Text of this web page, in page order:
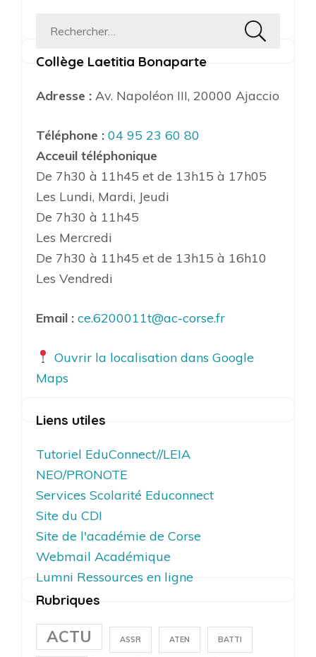
Rechercher :
Collège Laetitia Bonaparte
Adresse : Av. Napoléon III, 20000 Ajaccio
Téléphone : 04 95 23 60 80
Acceuil téléphonique
De 7h30 à 11h45 et de 13h15 à 17h05
Les Lundi, Mardi, Jeudi
De 7h30 à 11h45
Les Mercredi
De 7h30 à 11h45 et de 13h15 à 16h10
Les Vendredi
Email : ce.6200011t@ac-corse.fr
Ouvrir la localisation dans Google
Maps
Liens utiles
Tutoriel EduConnect//LEIA
NEO/PRONOTE
Services Scolarité Educonnect
Site du CDI
Site de l'académie de Corse
Webmail Académique
Lumni Ressources en ligne
Rubriques
ACTU ASSR ATEN BATTI